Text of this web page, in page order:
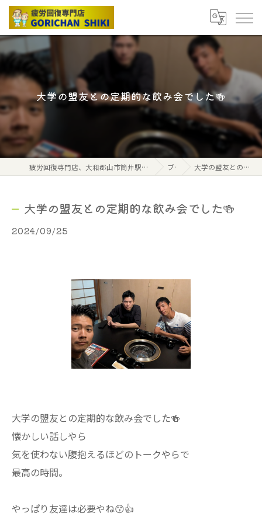
大学の盟友との定期的な飲み会でした🍻
疲労回復専門店、大和郡山市筒井駅から北へ2分、ごりちゃん式ボディケアストレッチ ブログ 大学の盟友との定期的な飲み会でした🍻
大学の盟友との定期的な飲み会でした🍻
2024/09/25
大学の盟友との定期的な飲み会でした🍻
懐かしい話しやら
気を使わない腹抱えるほどのトークやらで
最高の時間。
やっぱり友達は必要やね😙︎︎👍